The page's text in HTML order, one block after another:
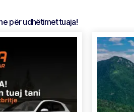
për udhëtimet tuaja!